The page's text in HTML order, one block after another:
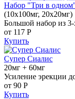
Набор "Три в
(10x100мг, 20x20мг)
Большой набор из 3-
от 117 Р
Купить
Супер Сиалис
20мг + 60мг
Усиление эрекции
от 90 Р
Купить